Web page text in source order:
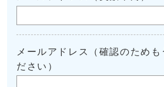
メールアドレス（確認のためも
ださい）